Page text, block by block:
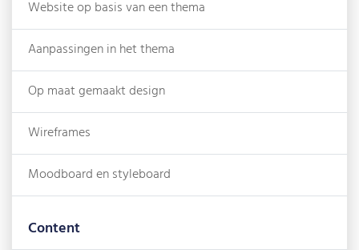
Website op basis van een thema
Aanpassingen in het thema
Op maat gemaakt design
Wireframes
Moodboard en styleboard
Content